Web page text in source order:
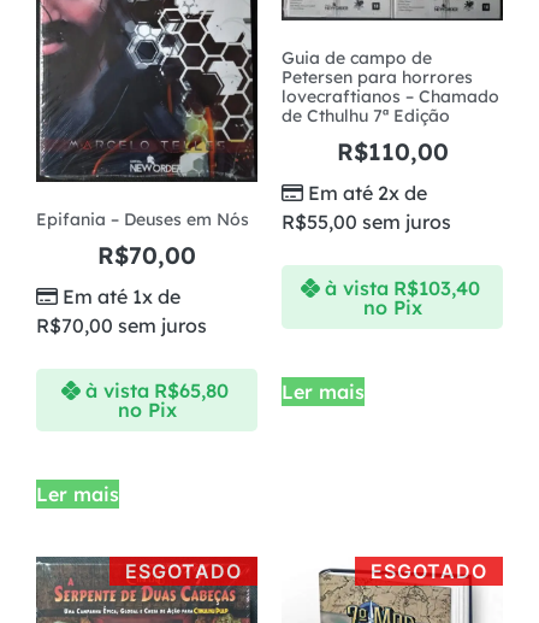
Epifania – Deuses em Nós
R$70,00
Em até 1x de
R$70,00 sem juros
à vista R$65,80
no Pix
Ler mais
Guia de campo de
Petersen para horrores
lovecraftianos – Chamado
de Cthulhu 7ª Edição
R$110,00
Em até 2x de
R$55,00 sem juros
à vista R$103,40
no Pix
Ler mais
ESGOTADO ESGOTADO